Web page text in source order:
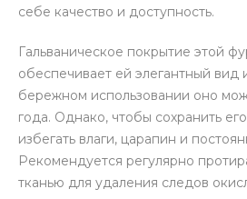
себе качество и доступность.
Гальваническое покрытие этой
обеспечивает ей элегантный вид
бережном использовании оно
года. Однако, чтобы сохранить
избегать влаги, царапин и
Рекомендуется регулярно
тканью для удаления следов